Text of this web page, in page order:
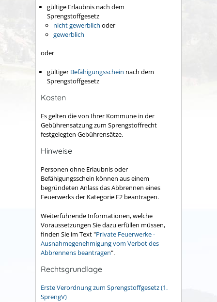
gültige Erlaubnis nach dem
Sprengstoffgesetz
nicht gewerblich oder
gewerblich
oder
gültiger Befähigungsschein nach dem
Sprengstoffgesetz
Kosten
Es gelten die von Ihrer Kommune in der
Gebührensatzung zum Sprengstoffrecht
festgelegten Gebührensätze.
Hinweise
Personen ohne Erlaubnis oder
Befähigungsschein können aus einem
begründeten Anlass das Abbrennen eines
Feuerwerks der Kategorie F2 beantragen.
Weiterführende Informationen, welche
Voraussetzungen Sie dazu erfüllen müssen,
finden Sie im Text "Private Feuerwerke -
Ausnahmegenehmigung vom Verbot des
Abbrennens beantragen".
Rechtsgrundlage
Erste Verordnung zum Sprengstoffgesetz (1.
SprengV)